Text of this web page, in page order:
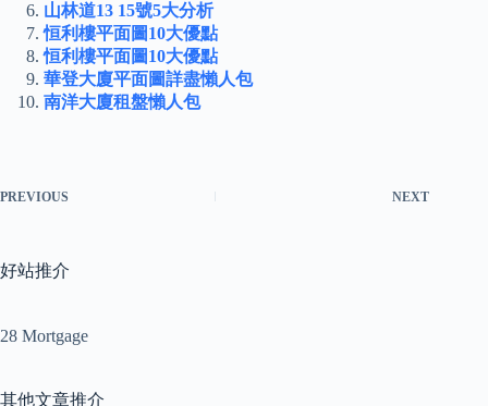
山林道13 15號5大分析
恒利樓平面圖10大優點
恒利樓平面圖10大優點
華登大廈平面圖詳盡懶人包
南洋大廈租盤懶人包
PREVIOUS NEXT
好站推介
28 Mortgage
其他文章推介